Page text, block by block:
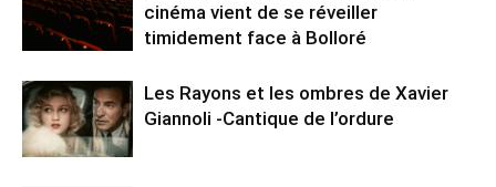
cinéma vient de se réveiller
timidement face à Bolloré
Les Rayons et les ombres de Xavier
Giannoli -Cantique de l’ordure